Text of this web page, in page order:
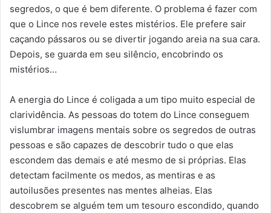
segredos, o que é bem diferente. O problema é fazer com
que o Lince nos revele estes mistérios. Ele prefere sair
caçando pássaros ou se divertir jogando areia na sua cara.
Depois, se guarda em seu silêncio, encobrindo os
mistérios…
A energia do Lince é coligada a um tipo muito especial de
clarividência. As pessoas do totem do Lince conseguem
vislumbrar imagens mentais sobre os segredos de outras
pessoas e são capazes de descobrir tudo o que elas
escondem das demais e até mesmo de si próprias. Elas
detectam facilmente os medos, as mentiras e as
autoilusões presentes nas mentes alheias. Elas
descobrem se alguém tem um tesouro escondido, quando